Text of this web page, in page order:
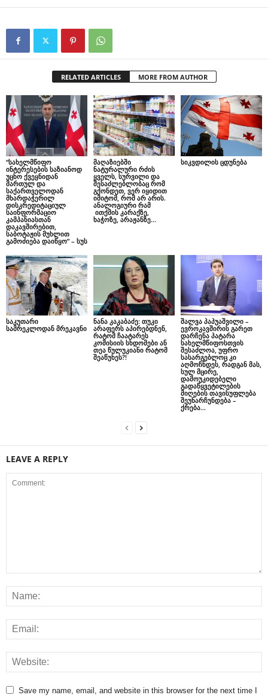
RELATED ARTICLES MORE FROM AUTHOR
“სახელმწიფო
ინტერესების საზიანოდ
უცხო ქვეყნიდან
მართულ და
საქართველოდან
მხარდაჭერილ
დისკრედიტაციულ
საინფორმაციო
კამპანიასთან
დაკავშირებით,
საბოტაჟის მუხლით
გამოძიება დაიწყო” – სუს
მაღაზიებში
ნატურალური რძის
ყველს, სურვილი და
შესაძლებლობაც რომ
გქონდეთ, ვერ იყიდით
იმიტომ, რომ არ არის.
ანალოგიური რამ
ითქმის კარაქზე,
ხაჭოზე, არაჟანზე…
სიკვდილის ცდუნება
საკუთარი
სამრეკლოდან მრეკავნი
ნანა კაკაბაძე: თუკი
არაფერს აპირებდნენ,
რატომ ჩაატარეს
კომისიის სხდომები ან
თეა წულუკიანი რატომ
შეაწუხეს?!
შალვა პაპუაშვილი –
ევროკავშირის გარეთ
დარჩენა პატარა
სახელმწიფოსთვის
შესაძლოა, უფრო
სასარგებლოც კი
აღმოჩნდეს, რადგან მას,
სულ მცირე,
დამოუკიდებელი
გადაწყვეტილების
მიღების თავისუფლება
შეუნარჩუნდება –
ქრება...
LEAVE A REPLY
Save my name, email, and website in this browser for the next time I